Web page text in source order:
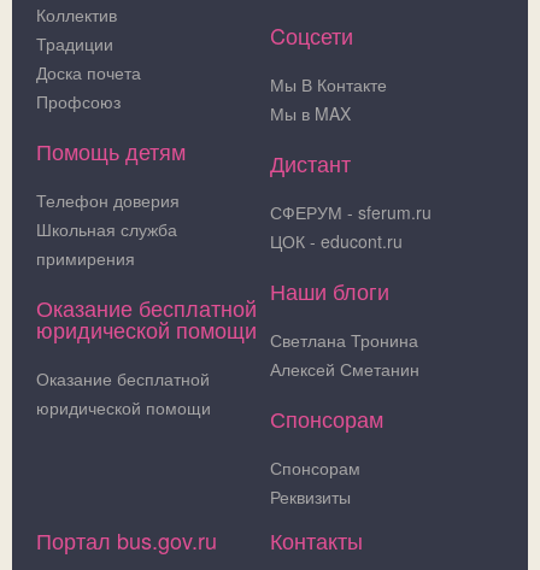
Коллектив
Традиции
Доска почета
Профсоюз
Помощь детям
Телефон доверия
Школьная служба
примирения
Оказание бесплатной
юридической помощи
Оказание бесплатной
юридической помощи
Cоцсети
Мы В Контакте
Мы в MAX
Дистант
СФЕРУМ - sferum.ru
ЦОК - educont.ru
Наши блоги
Светлана Тронина
Алексей Сметанин
Спонсорам
Спонсорам
Реквизиты
Портал bus.gov.ru Контакты